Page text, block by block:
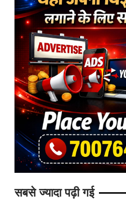
सबसे ज्यादा पढ़ी गई